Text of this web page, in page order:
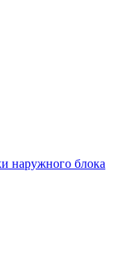
наружного блока